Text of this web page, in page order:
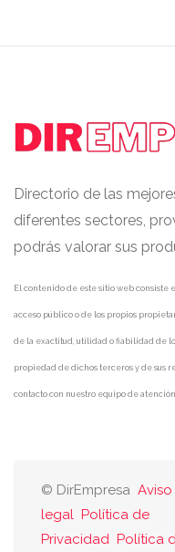
Directorio de las
diferentes sectores,
podrás valorar sus
El contenido de este sitio web
acceso público o de los propios
de la exactitud, utilidad o fiabilidad de
propiedad de dichos terceros y de sus
contacto con nuestro equipo de
© DirEmpresa Aviso
legal Política de
Privacidad Política